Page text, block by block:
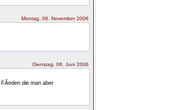
Montag, 06. November 2006
Dienstag, 06. Juni 2006
die man aber